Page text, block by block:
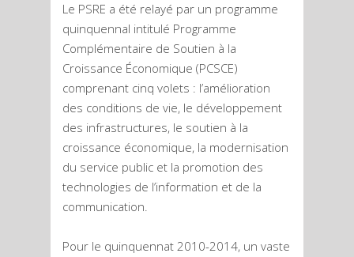
Le PSRE a été relayé par un programme
quinquennal intitulé Programme
Complémentaire de Soutien à la
Croissance Économique (PCSCE)
comprenant cinq volets : l’amélioration
des conditions de vie, le développement
des infrastructures, le soutien à la
croissance économique, la modernisation
du service public et la promotion des
technologies de l’information et de la
communication.
Pour le quinquennat 2010-2014, un vaste